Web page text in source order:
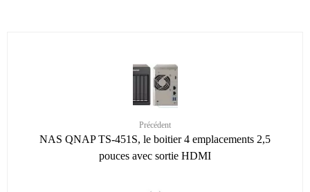
Précédent
NAS QNAP TS-451S, le boitier 4 emplacements 2,5
pouces avec sortie HDMI